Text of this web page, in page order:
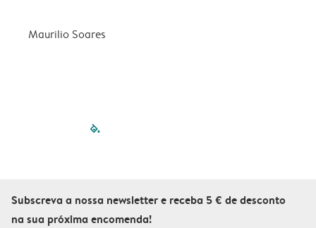
Maurilio Soares
filled-pagination
Subscreva a nossa newsletter e receba 5 € de desconto
na sua próxima encomenda!